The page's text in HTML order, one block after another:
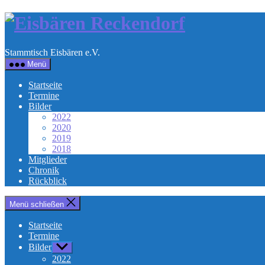
Direkt
zum
wechseln
Eisbären
Stammtisch Eisbären e.V.
Menü
Startseite
Termine
Bilder
2022
2020
2019
2018
Mitglieder
Chronik
Rückblick
Menü schließen
Startseite
Termine
Bilder Untermenü
anzeigen
2022